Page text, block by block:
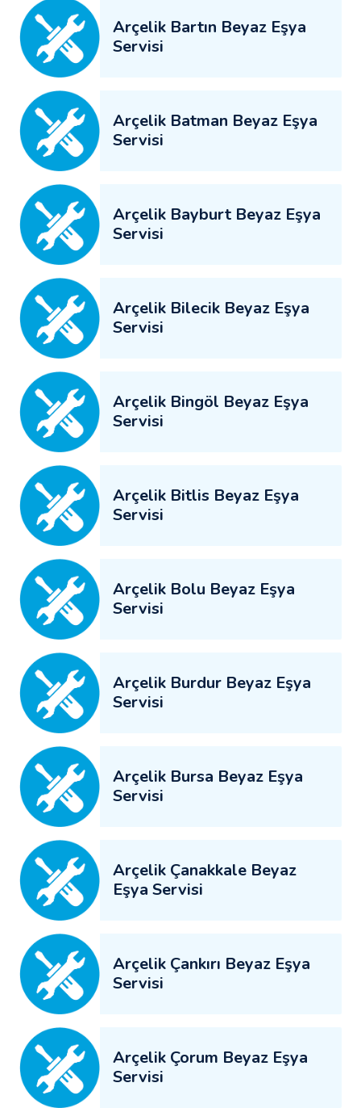
Arçelik Bartın Beyaz Eşya
Servisi
Arçelik Batman Beyaz Eşya
Servisi
Arçelik Bayburt Beyaz Eşya
Servisi
Arçelik Bilecik Beyaz Eşya
Servisi
Arçelik Bingöl Beyaz Eşya
Servisi
Arçelik Bitlis Beyaz Eşya
Servisi
Arçelik Bolu Beyaz Eşya
Servisi
Arçelik Burdur Beyaz Eşya
Servisi
Arçelik Bursa Beyaz Eşya
Servisi
Arçelik Çanakkale Beyaz
Eşya Servisi
Arçelik Çankırı Beyaz Eşya
Servisi
Arçelik Çorum Beyaz Eşya
Servisi